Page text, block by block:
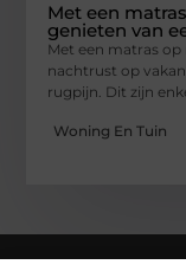
Met een
genieten van
Met een matras
nachtrust op
rugpijn. Dit zijn
Woning En Tuin